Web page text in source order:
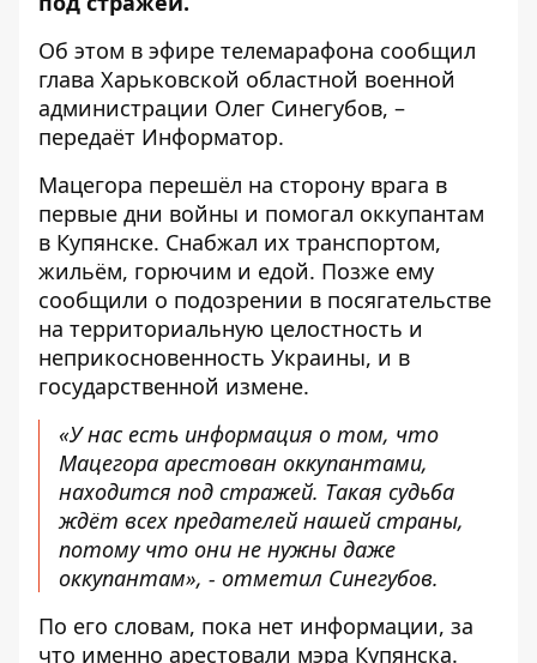
Об этом в эфире телемарафона сообщил
глава Харьковской областной военной
администрации Олег Синегубов, –
передаёт Информатор.
Мацегора перешёл на сторону врага в
первые дни войны и помогал оккупантам
в Купянске. Снабжал их транспортом,
жильём, горючим и едой. Позже ему
сообщили о подозрении в посягательстве
на территориальную целостность и
неприкосновенность Украины, и в
государственной измене.
«У нас есть информация о том, что
Мацегора арестован оккупантами,
находится под стражей. Такая судьба
ждёт всех предателей нашей страны,
потому что они не нужны даже
оккупантам», - отметил Синегубов.
По его словам, пока нет информации, за
что именно арестовали мэра Купянска.